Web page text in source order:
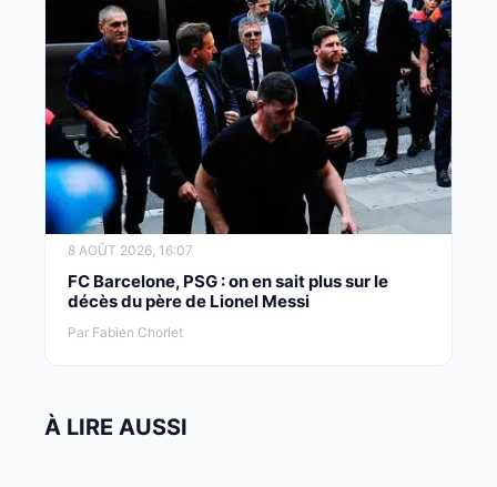
8 AOÛT 2026, 16:07
FC Barcelone, PSG : on en sait plus sur le
décès du père de Lionel Messi
Par Fabien Chorlet
À LIRE AUSSI